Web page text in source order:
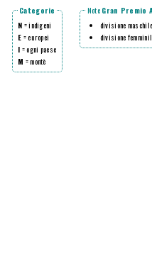
Categorie
N = indigeni
E = europei
I = ogni paese
M = montè
Note Gran Premio
divisione
divisione